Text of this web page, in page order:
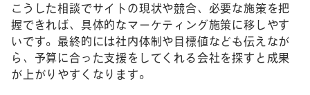
こうした相談でサイトの現状や競合、必要な施策を把
握できれば、具体的なマーケティング施策に移しやす
いです。最終的には社内体制や目標値なども伝えなが
ら、予算に合った支援をしてくれる会社を探すと成果
が上がりやすくなります。